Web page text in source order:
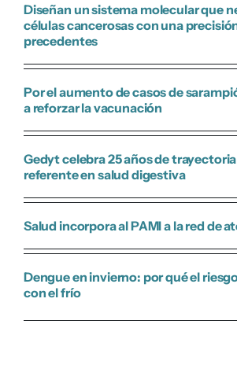
Diseñan un sistema molecular que
células cancerosas con una
precedentes
Por el aumento de casos de
a reforzar la vacunación
Gedyt celebra 25 años de
referente en salud digestiva
Salud incorpora al PAMI a la red de
Dengue en invierno: por qué el
con el frío